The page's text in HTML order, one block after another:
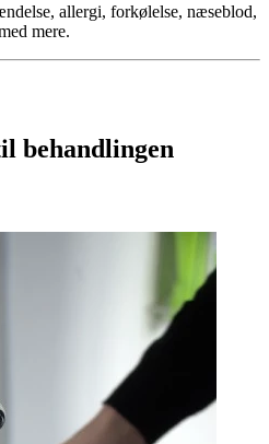
allergi, forkølelse, næseblod,
mere.
behandlingen